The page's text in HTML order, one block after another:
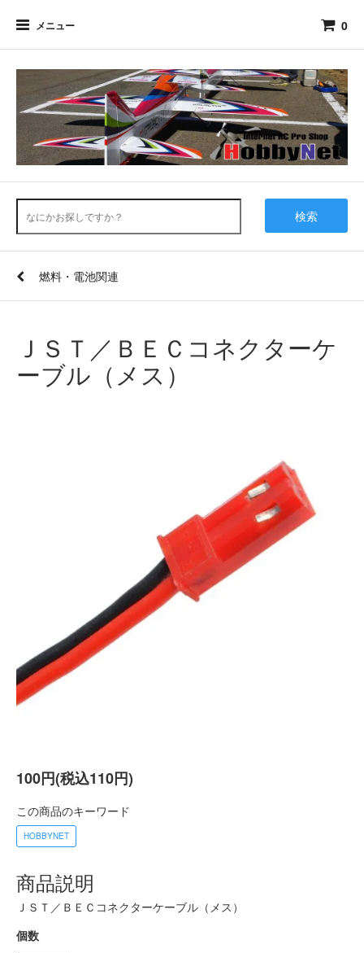
メニュー 0
検索
燃料・電池関連
ＪＳＴ／ＢＥＣコネクターケ
ーブル（メス）
100円(税込110円)
この商品のキーワード
HOBBYNET
商品説明
ＪＳＴ／ＢＥＣコネクターケーブル（メス）
個数